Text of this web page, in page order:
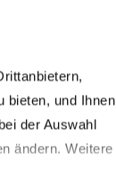
bieten, und Ihnen
der Auswahl
ändern. Weitere
in der Tat und